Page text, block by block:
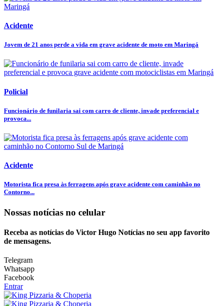
Acidente
Jovem de 21 anos perde a vida em grave acidente de moto em Maringá
Policial
Funcionário de funilaria sai com carro de cliente, invade preferencial e
provoca...
Acidente
Motorista fica presa às ferragens após grave acidente com caminhão no
Contorno...
Nossas notícias no celular
Receba as notícias do Victor Hugo Notícias no seu app favorito
de mensagens.
Telegram
Whatsapp
Facebook
Entrar